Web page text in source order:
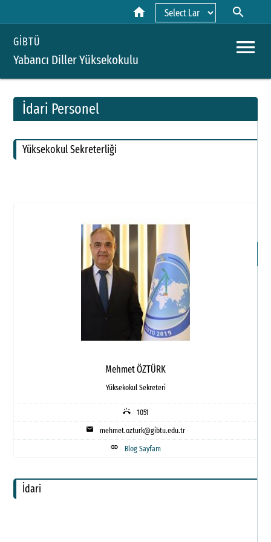
home search
GİBTÜ
Yabancı Diller Yüksekokulu
menu
İdari Personel
Yüksekokul Sekreterliği
Mehmet ÖZTÜRK
Yüksekokul Sekreteri
ring_volume 1051
mail mehmet.ozturk@gibtu.edu.tr
link Blog Sayfam
İdari